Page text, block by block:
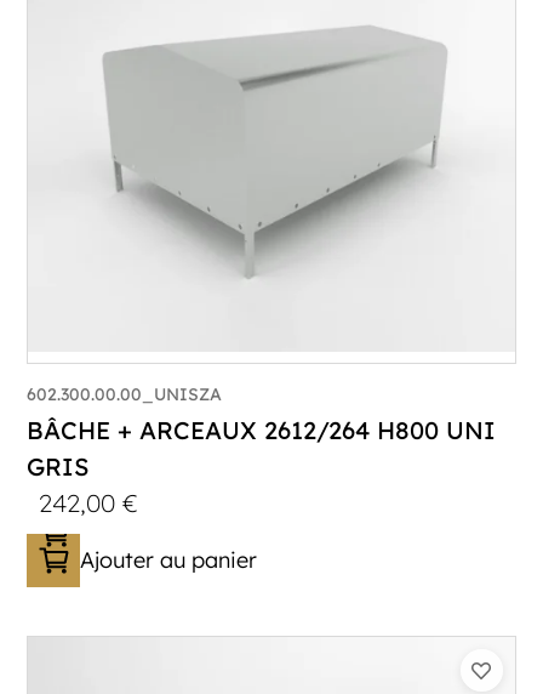
602.300.00.00_UNISZA
BÂCHE + ARCEAUX 2612/264 H800 UNI
GRIS
242,00€
Ajouter au panier